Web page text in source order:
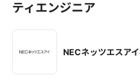
ティエンジニア
NECネッツエスア